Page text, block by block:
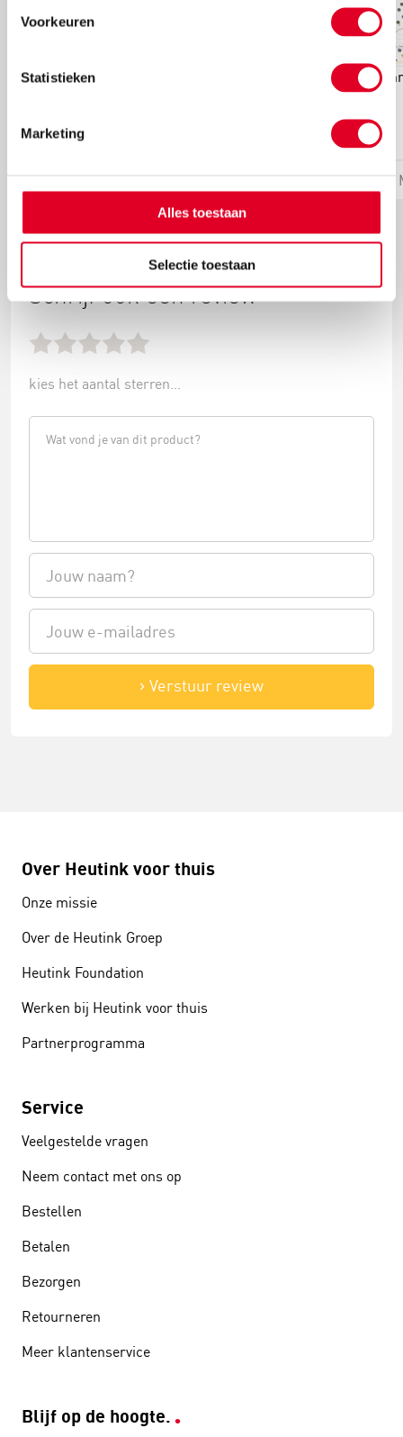
Voorkeuren
Statistieken
Marketing
Alles toestaan
Selectie toestaan
Schrift - sport | 24 lijnen | Per stuk
Schrijf ook een review
kies het aantal sterren...
Verstuur review
Over Heutink voor thuis
Onze missie
Over de Heutink Groep
Heutink Foundation
Werken bij Heutink voor thuis
Partnerprogramma
Service
Veelgestelde vragen
Neem contact met ons op
Bestellen
Betalen
Bezorgen
Retourneren
Meer klantenservice
Blijf op de hoogte.